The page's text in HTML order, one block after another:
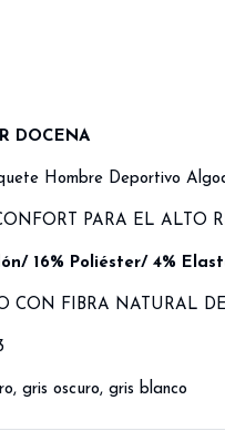
DOCENA
Hombre Deportivo
PARA EL ALTO
16% Poliéster/ 4%
CON FIBRA NATURAL
gris oscuro, gris blanco